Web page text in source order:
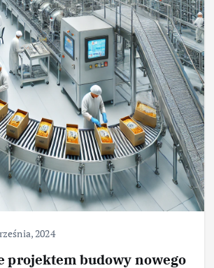
2024
projektem budowy nowego